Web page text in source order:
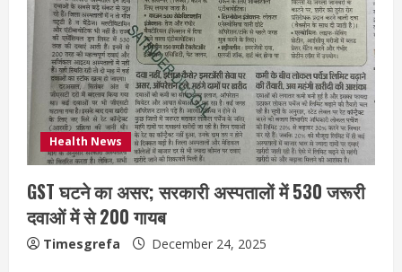
Health News
GST घटने का असर; सरकारी अस्पतालों में 530 जरूरी
दवाओं में से 200 गायब
Timesgrefa December 24, 2025